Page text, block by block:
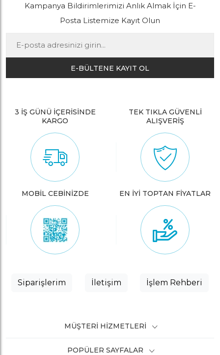
Kampanya Bildirimlerimizi Anlık Almak İçin E-
Posta Listemize Kayıt Olun
E-BÜLTENE KAYIT OL
3 İŞ GÜNÜ İÇERİSİNDE
KARGO
TEK TIKLA GÜVENLİ
ALIŞVERİŞ
MOBİL CEBİNİZDE EN İYİ TOPTAN FİYATLAR
Siparişlerim İletişim İşlem Rehberi
MÜŞTERI HIZMETLERI
POPÜLER SAYFALAR